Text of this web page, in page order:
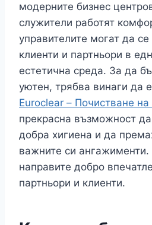
модерните бизнес
служители работят
управителите могат да
клиенти и партньори в
естетична среда. За да
уютен, трябва винаги да
Euroclear – Почистване
прекрасна възможност
добра хигиена и да
важните си
направите добро
партньори и клиенти.